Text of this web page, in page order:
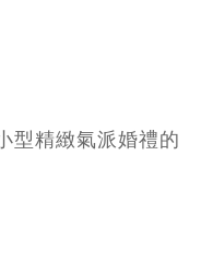
型精緻氣派婚禮的